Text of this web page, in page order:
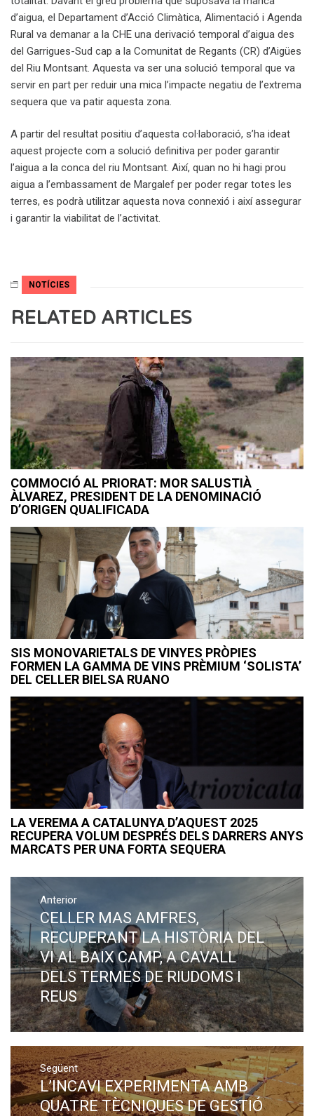
d’aigua, el Departament d’Acció Climàtica, Alimentació i Agenda
Rural va demanar a la CHE una derivació temporal d’aigua des
del Garrigues-Sud cap a la Comunitat de Regants (CR) d’Aigües
del Riu Montsant. Aquesta va ser una solució temporal que va
servir en part per reduir una mica l’impacte negatiu de l’extrema
sequera que va patir aquesta zona.
A partir del resultat positiu d’aquesta col·laboració, s’ha ideat
aquest projecte com a solució definitiva per poder garantir
l’aigua a la conca del riu Montsant. Així, quan no hi hagi prou
aigua a l’embassament de Margalef per poder regar totes les
terres, es podrà utilitzar aquesta nova connexió i així assegurar
i garantir la viabilitat de l’activitat.
NOTÍCIES
RELATED ARTICLES
COMMOCIÓ AL PRIORAT: MOR SALUSTIÀ
ÀLVAREZ, PRESIDENT DE LA DENOMINACIÓ
D’ORIGEN QUALIFICADA
SIS MONOVARIETALS DE VINYES PRÒPIES
FORMEN LA GAMMA DE VINS PRÈMIUM ‘SOLISTA’
DEL CELLER BIELSA RUANO
LA VEREMA A CATALUNYA D’AQUEST 2025
RECUPERA VOLUM DESPRÉS DELS DARRERS ANYS
MARCATS PER UNA FORTA SEQUERA
Navegació
d'entrades
Anterior
Previous
post:
CELLER MAS AMFRES,
RECUPERANT LA HISTÒRIA DEL
VI AL BAIX CAMP, A CAVALL
DELS TERMES DE RIUDOMS I
REUS
Següent
Next
post:
L’INCAVI EXPERIMENTA AMB
QUATRE TÈCNIQUES DE GESTIÓ